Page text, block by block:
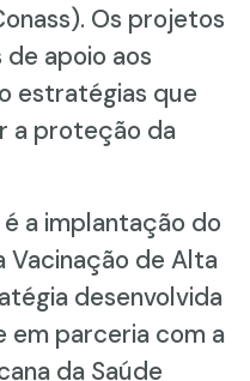
Os projetos
apoio aos
estratégias que
a proteção da
a implantação do
Vacinação de Alta
desenvolvida
em parceria com a
da Saúde